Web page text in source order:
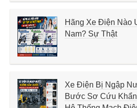
Hãng Xe Điện Nào
Nam? Sự Thật
Xe Điện Bị Ngập
Bước Sơ Cứu